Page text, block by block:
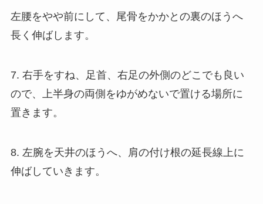
左腰をやや前にして、尾骨をかかとの裏のほうへ
長く伸ばします。
7. 右手をすね、足首、右足の外側のどこでも良い
ので、上半身の両側をゆがめないで置ける場所に
置きます。
8. 左腕を天井のほうへ、肩の付け根の延長線上に
伸ばしていきます。